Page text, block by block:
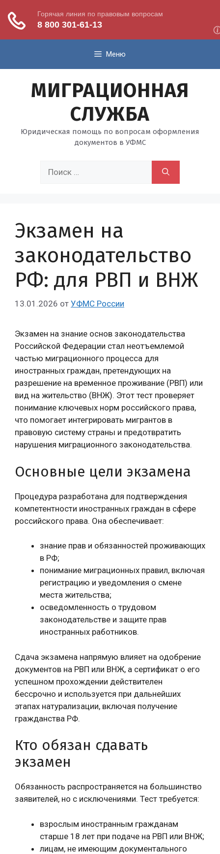
содержимому
Меню
МИГРАЦИОННАЯ
СЛУЖБА
Юридическая помощь по вопросам оформления
документов в УФМС
Экзамен на
законодательство
РФ: для РВП и ВНЖ
13.01.2026 от УФМС России
Экзамен на знание основ законодательства
Российской Федерации стал неотъемлемой
частью миграционного процесса для
иностранных граждан, претендующих на
разрешение на временное проживание (РВП) или
вид на жительство (ВНЖ). Этот тест проверяет
понимание ключевых норм российского права,
что помогает интегрировать мигрантов в
правовую систему страны и предотвратить
нарушения миграционного законодательства.
Основные цели экзамена
Процедура разработана для подтверждения
компетентности иностранных граждан в сфере
российского права. Она обеспечивает:
знание прав и обязанностей проживающих
в РФ;
понимание миграционных правил, включая
регистрацию и уведомления о смене
места жительства;
осведомленность о трудовом
законодательстве и защите прав
иностранных работников.
Сдача экзамена напрямую влияет на одобрение
документов на РВП или ВНЖ, а сертификат о его
успешном прохождении действителен
бессрочно и используется при дальнейших
этапах натурализации, включая получение
гражданства РФ.
Кто обязан сдавать
экзамен
Обязанность распространяется на большинство
заявителей, но с исключениями. Тест требуется:
взрослым иностранным гражданам
старше 18 лет при подаче на РВП или ВНЖ;
лицам, не имеющим документального